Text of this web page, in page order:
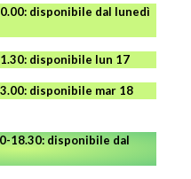
disponibile dal lunedì
disponibile lun 17
disponibile mar 18
18.30: disponibile dal